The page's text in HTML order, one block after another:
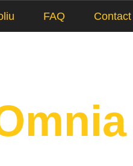
FAQ Contact